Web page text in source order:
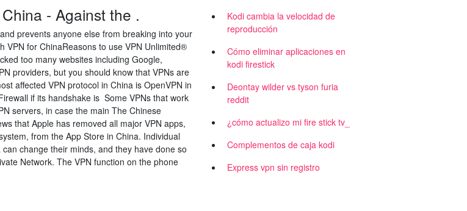
- Against the .
prevents anyone else from breaking into your
VPN for ChinaReasons to use VPN Unlimited®
too many websites including Google,
providers, but you should know that VPNs are
affected VPN protocol in China is OpenVPN in
if its handshake is Some VPNs that work
servers, in case the main The Chinese
that Apple has removed all major VPN apps,
from the App Store in China. Individual
change their minds, and they have done so
Network. The VPN function on the phone
Kodi cambia la velocidad de
reproducción
Cómo eliminar aplicaciones en
kodi firestick
Deontay wilder vs tyson furia
reddit
¿cómo actualizo mi fire stick tv_
Complementos de caja kodi
Express vpn sin registro